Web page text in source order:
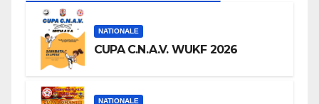
NATIONALE
CUPA C.N.A.V. WUKF 2026
NATIONALE